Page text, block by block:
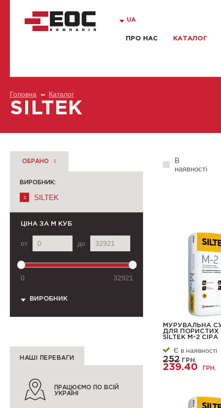
UA
ПРО НАС КАТАЛОГ
Головна Каталог
SILTEK
ОБРАНО
ВИРОБНИК:
SILTEK
ЦІНА ЗА М КУБ
от до
0 32921
ВИРОБНИК
НАШІ ПЕРЕВАГИ
ПРАЦЮЄМО ПО ВСІЙ
УКРАЇНІ
В
наявності
МУРУВАЛЬНА
ДЛЯ ПОРИСТИХ
SILTEK M-2 СІРА
Є в наявності
252ГРН.
239.40 ГРН.